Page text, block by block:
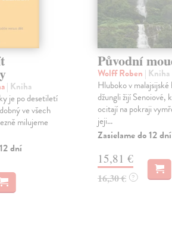
| Kniha
je po desetiletí
ve všech
milujeme
dní
Původní
Wolff Roben | Kniha
Hluboko v malajsijské
džungli žijí Senoiové,
ocitají na pokraji
jeji...
Zasielame do 12 dní
15,81 €
16,30 € ?